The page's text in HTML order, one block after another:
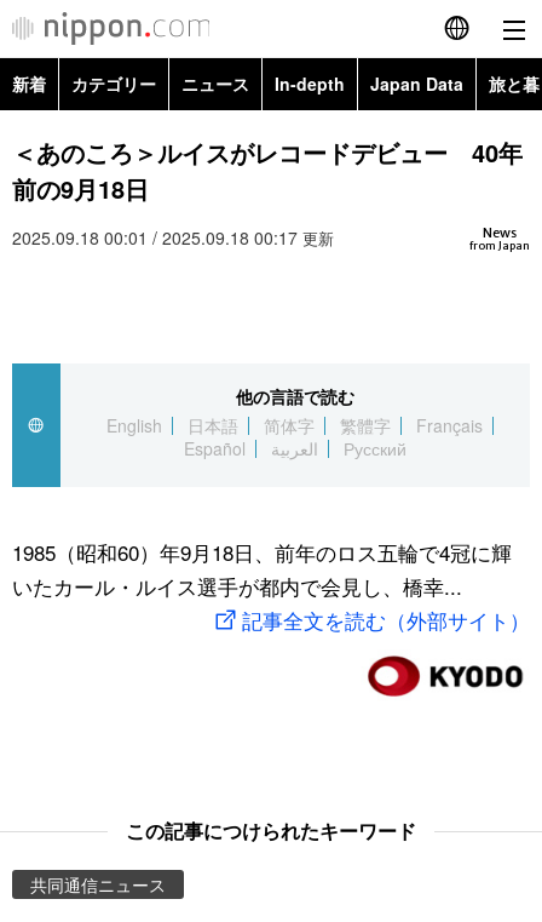
English
简体字
Русский
カテゴリー
経済・ビジネス
国際
文化
トップ
アーカイブ
In-depth
Japan Data
動画/Live
新着 カテゴリー ニュース In-depth Japan Data 旅と
政治・外交
経済・ビジネス
スポーツ・東京2020
Topics
＜あのころ＞ルイスがレコードデビュー 40年
前の9月18日
News
from Japan
2025.09.18 00:01 / 2025.09.18 00:17 更新
他の言語で読む
English
日本語 简体字 繁體字
Français
Español
العربية Русский
1985（昭和60）年9月18日、前年のロス五輪で4冠に輝
いたカール・ルイス選手が都内で会見し、橋幸...
記事全文を読む（外部サイト）
この記事につけられたキーワード
共同通信ニュース